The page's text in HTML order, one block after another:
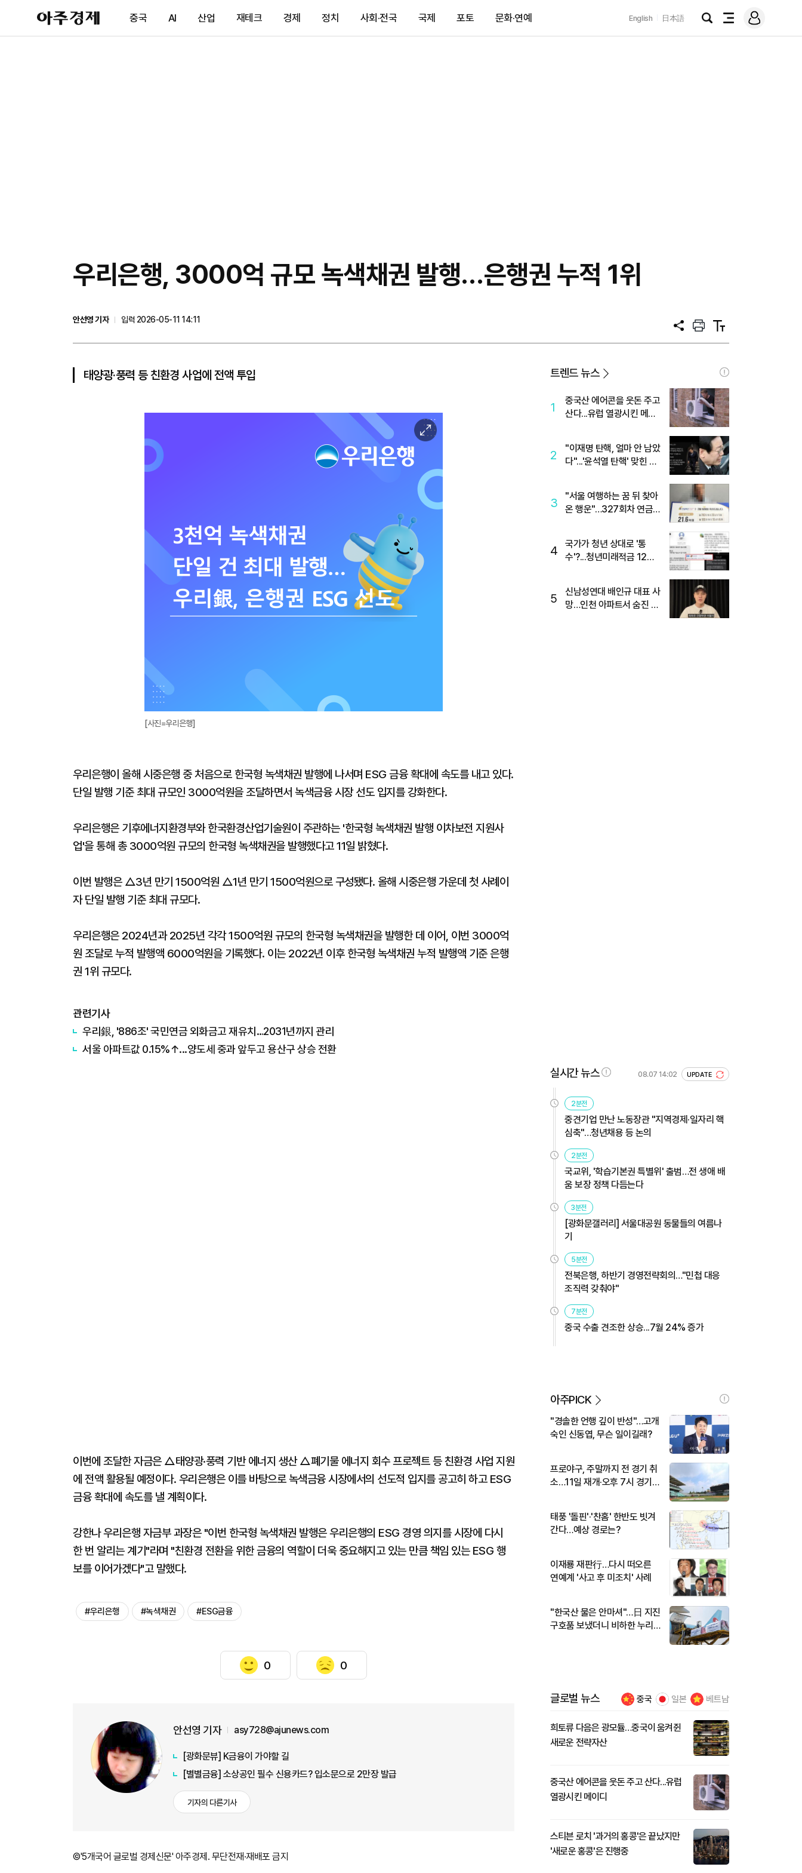
아
주
제
중국 AI 산업 재테크 경제 정치 사회·전국 국제 포토 문화·연예 English 日本語
검
전
메
그
우리은행, 3000억 규모 녹색채권 발행…은행권 누적 1위
안선영 기자
입력 2026-05-11 14:11
공
프
트
텍
트
태양광·풍력 등 친환경 사업에 전액 투입
이
미
지
확
대
[사진=우리은행]
우리은행이 올해 시중은행 중 처음으로 한국형 녹색채권 발행에 나서며 ESG 금융 확대에 속도를 내고 있다.
단일 발행 기준 최대 규모인 3000억원을 조달하면서 녹색금융 시장 선도 입지를 강화한다.
우리은행은 기후에너지환경부와 한국환경산업기술원이 주관하는 '한국형 녹색채권 발행 이차보전 지원사
업'을 통해 총 3000억원 규모의 한국형 녹색채권을 발행했다고 11일 밝혔다.
이번 발행은 △3년 만기 1500억원 △1년 만기 1500억원으로 구성됐다. 올해 시중은행 가운데 첫 사례이
자 단일 발행 기준 최대 규모다.
우리은행은 2024년과 2025년 각각 1500억원 규모의 한국형 녹색채권을 발행한 데 이어, 이번 3000억
원 조달로 누적 발행액 6000억원을 기록했다. 이는 2022년 이후 한국형 녹색채권 누적 발행액 기준 은행
권 1위 규모다.
관련기사
우리銀, '886조' 국민연금 외화금고 재유치…2031년까지 관리
서울 아파트값 0.15%↑...양도세 중과 앞두고 용산구 상승 전환
이번에 조달한 자금은 △태양광·풍력 기반 에너지 생산 △폐기물 에너지 회수 프로젝트 등 친환경 사업 지원
에 전액 활용될 예정이다. 우리은행은 이를 바탕으로 녹색금융 시장에서의 선도적 입지를 공고히 하고 ESG
금융 확대에 속도를 낼 계획이다.
강한나 우리은행 자금부 과장은 "이번 한국형 녹색채권 발행은 우리은행의 ESG 경영 의지를 시장에 다시
한 번 알리는 계기"라며 "친환경 전환을 위한 금융의 역할이 더욱 중요해지고 있는 만큼 책임 있는 ESG 행
보를 이어가겠다"고 말했다.
#우리은행 #녹색채권 #ESG금융
0 0
안선영 기자 asy728@ajunews.com
[광화문뷰] K금융이 가야할 길
[별별금융] 소상공인 필수 신용카드? 입소문으로 2만장 발급
기자의 다른기사
©'5개국어 글로벌 경제신문' 아주경제. 무단전재·재배포 금지
트렌드 뉴스
1
중국산 에어콘을 웃돈 주고
산다...유럽 열광시킨 메이
2
"이재명 탄핵, 얼마 안 남았
다"...'윤석열 탄핵' 맞힌 무
3
"서울 여행하는 꿈 뒤 찾아
온 행운"…327회차 연금
4
국가가 청년 상대로 '통
수'?...청년미래적금 12%
5
신남성연대 배인규 대표 사
망…인천 아파트서 숨진 채
실시간 뉴스 08.07 14:02 UPDATE
2분전
중견기업 만난 노동장관 "지역경제·일자리 핵
심축"…청년채용 등 논의
2분전
국교위, '학습기본권 특별위' 출범…전 생애 배
움 보장 정책 다듬는다
3분전
[광화문갤러리] 서울대공원 동물들의 여름나
기
5분전
전북은행, 하반기 경영전략회의…"민첩 대응
조직력 갖춰야"
7분전
중국 수출 견조한 상승...7월 24% 증가
아주PICK
"경솔한 언행 깊이 반성"…고개
숙인 신동엽, 무슨 일이길래?
프로야구, 주말까지 전 경기 취
소…11일 재개·오후 7시 경기
태풍 '돌핀'·'찬홈' 한반도 빗겨
간다…예상 경로는?
이재룡 재판行…다시 떠오른
연예계 '사고 후 미조치' 사례
"한국산 물은 안마셔"…日 지진
구호품 보냈더니 비하한 누리
글로벌 뉴스 중국 일본 베트남
희토류 다음은 광모듈…중국이 움켜쥔
새로운 전략자산
중국산 에어콘을 웃돈 주고 산다...유럽
열광시킨 메이디
스티븐 로치 '과거의 홍콩'은 끝났지만
'새로운 홍콩'은 진행중